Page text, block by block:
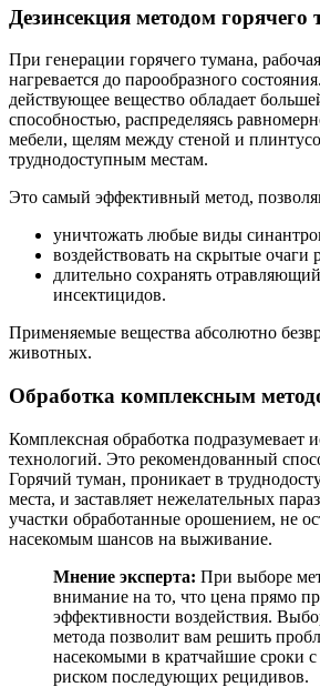
Дезинсекция методом горячего
При генерации горячего тумана,
нагревается до парообразного
действующее вещество обладает
способностью, распределяясь
мебели, щелям между стеной и
труднодоступным местам.
Это самый эффективный метод,
уничтожать любые виды
воздействовать на скрытые очаги
длительно сохранять
инсектицидов.
Применяемые вещества абсолютно
животных.
Обработка комплексным
Комплексная обработка подразумевает
технологий. Это рекомендованный
Горячий туман, проникает в
места, и заставляет нежелательных
участки обработанные орошением, не
насекомым шансов на выживание.
Мнение эксперта: При выборе
внимание на то, что цена прямо
эффективности воздействия.
метода позволит вам решить
насекомыми в кратчайшие сроки
риском последующих рецидивов.